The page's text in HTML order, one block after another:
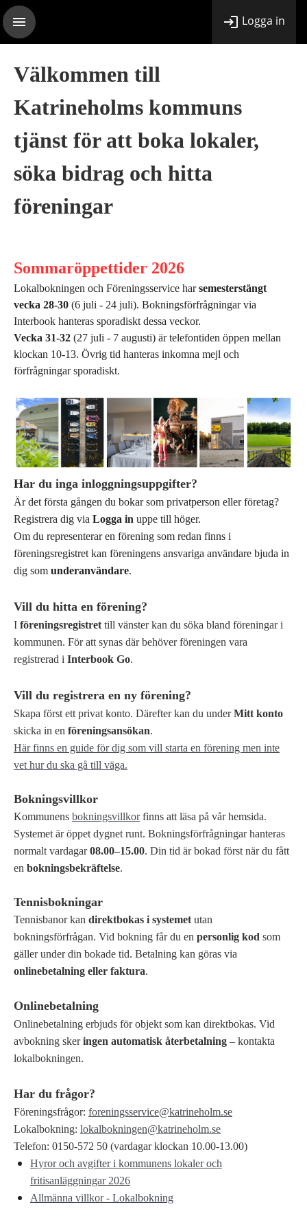
Logga in
Välkommen till
Katrineholms kommuns
tjänst för att boka lokaler,
söka bidrag och hitta
föreningar
Sommaröppettider 2026
Lokalbokningen och Föreningsservice harsemesterstängt
vecka 28-30 (6 juli - 24 juli). Bokningsförfrågningar via
Interbook hanteras sporadiskt dessa veckor.
Vecka 31-32 (27 juli - 7 augusti) är telefontiden öppen mellan
klockan 10-13. Övrig tid hanteras inkomna mejl och
förfrågningar sporadiskt.
Har du inga inloggningsuppgifter?
Är det första gången du bokar som privatperson eller företag?
Registrera dig via Logga in uppe till höger.
Om du representerar en förening som redan finns i
föreningsregistret kan föreningens ansvariga användare bjuda in
dig som underanvändare.
Vill du hitta en förening?
I föreningsregistret till vänster kan du söka bland föreningar i
kommunen. För att synas där behöver föreningen vara
registrerad i Interbook Go.
Vill du registrera en ny förening?
Skapa först ett privat konto. Därefter kan du underMitt konto
skicka in en föreningsansökan.
Här finns en guide för dig som vill starta en förening men inte
vet hur du ska gå till väga.
Bokningsvillkor
Kommunens bokningsvillkorfinns att läsa på vår hemsida.
Systemet är öppet dygnet runt. Bokningsförfrågningar hanteras
normalt vardagar08.00–15.00. Din tid är bokad först när du fått
en bokningsbekräftelse.
Tennisbokningar
Tennisbanor kan direktbokas i systemet utan
bokningsförfrågan. Vid bokning får du en personlig kod som
gäller under din bokade tid. Betalning kan göras via
onlinebetalning eller faktura.
Onlinebetalning
Onlinebetalning erbjuds för objekt som kan direktbokas. Vid
avbokning skeringen automatisk återbetalning – kontakta
lokalbokningen.
Har du frågor?
Föreningsfrågor: foreningsservice@katrineholm.se
Lokalbokning: lokalbokningen@katrineholm.se
Telefon: 0150-572 50 (vardagar klockan 10.00-13.00)
Hyror och avgifter i kommunens lokaler och
fritisanläggningar 2026
Allmänna villkor - Lokalbokning